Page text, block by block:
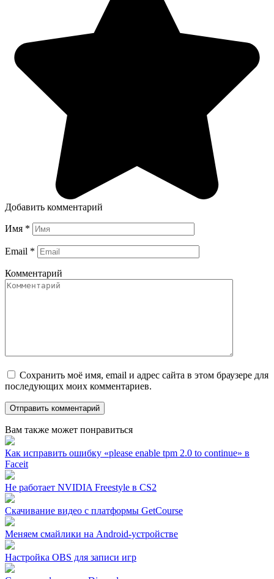
Добавить комментарий
Имя *
Email *
Комментарий
Сохранить моё имя, email и адрес сайта в этом браузере для
последующих моих комментариев.
Вам также может понравиться
Как исправить ошибку «please enable tpm 2.0 to continue» в
Faceit
Не работает NVIDIA Freestyle в CS2
Скачивание видео с платформы GetCourse
Меняем смайлики на Android-устройстве
Настройка OBS для записи игр